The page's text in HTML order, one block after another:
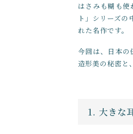
はさみも糊も
ト」シリーズ
れた名作です。
今回は、日本の
造形美の秘密と
1. 大きな